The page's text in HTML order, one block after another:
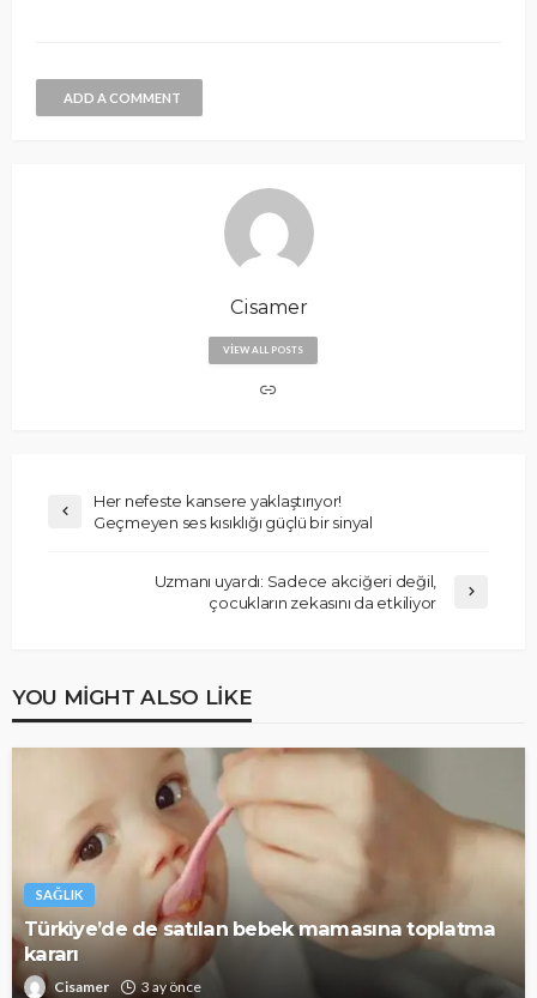
ADD A COMMENT
Cisamer
VIEW ALL POSTS
Her nefeste kansere yaklaştırıyor!
Geçmeyen ses kısıklığı güçlü bir sinyal
Uzmanı uyardı: Sadece akciğeri değil,
çocukların zekasını da etkiliyor
YOU MIGHT ALSO LIKE
SAĞLIK
Türkiye’de de satılan bebek mamasına toplatma
kararı
Cisamer 3 ay önce